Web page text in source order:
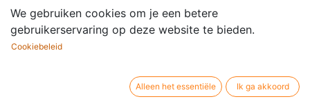
10 Selections from
Candide
19,50€
10 Sonatas
39,95 €
We gebruiken cookies om je een betere
gebruikerservaring op deze website te bieden.
Cookiebeleid
Alleen het essentiële Ik ga akkoord